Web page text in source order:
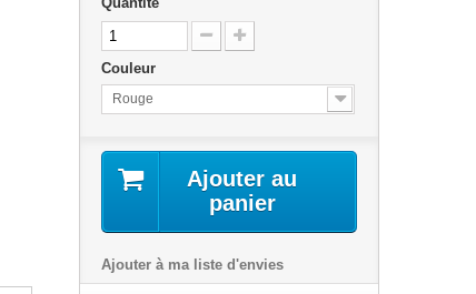
Couleur
Rouge
Ajouter au
panier
Ajouter à ma liste d'envies